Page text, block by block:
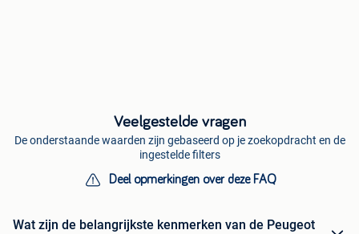
Veelgestelde vragen
De onderstaande waarden zijn gebaseerd op je zoekopdracht en de
ingestelde filters
Deel opmerkingen over deze FAQ
Wat zijn de belangrijkste kenmerken van de Peugeot